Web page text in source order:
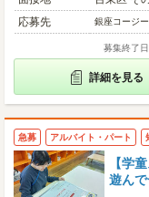
応募先
銀座コージ
募集終了
詳細を見る
急募 アルバイト・パート
【学
遊ん